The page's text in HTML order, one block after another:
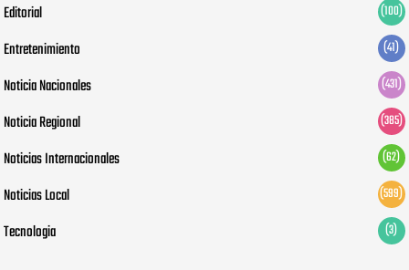
Editorial (100)
Entretenimiento (41)
Noticia Nacionales (431)
Noticia Regional (385)
Noticias Internacionales (62)
Noticias Local (599)
Tecnologia (3)